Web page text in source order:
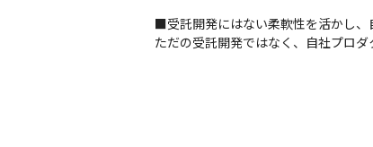
■受託開発にはない柔軟性を活かし
ただの受託開発ではなく、自社プロ